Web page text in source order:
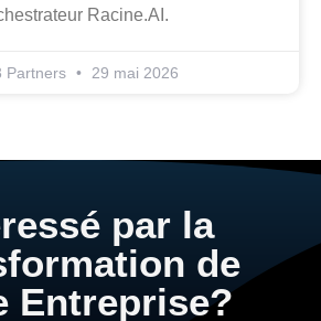
Racine.AI.
Partners 29 mai 2026
par la
de
Entreprise?